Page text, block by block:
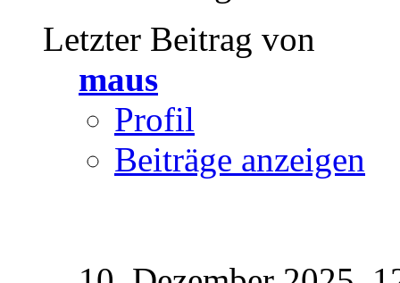
Letzter Beitrag von
maus
Profil
Beiträge anzeigen